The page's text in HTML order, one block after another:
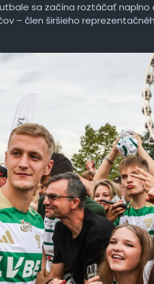
sa začína roztáčať naplno
– člen širšieho
Zabrze, kde sa stretne so